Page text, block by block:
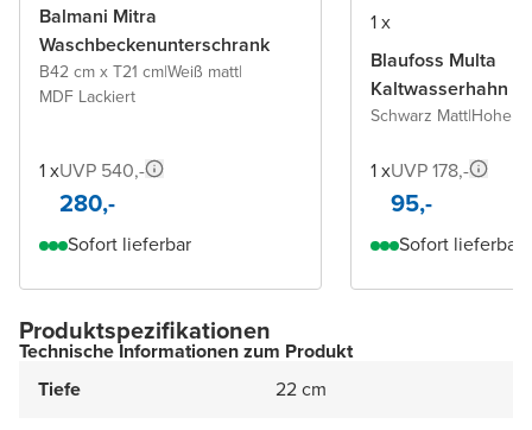
Balmani Mitra
Waschbeckenunterschrank
B42 cm x T21 cm|Weiß matt|
MDF Lackiert
1 xUVP 540,-
280,-
Sofort lieferbar
1 x
Blaufoss Multa
Kaltwasserhahn
Schwarz Matt|Hohe
1 xUVP 178,-
95,-
Sofort lieferbar
Produktspezifikationen
Technische Informationen zum Produkt
Tiefe
22 cm